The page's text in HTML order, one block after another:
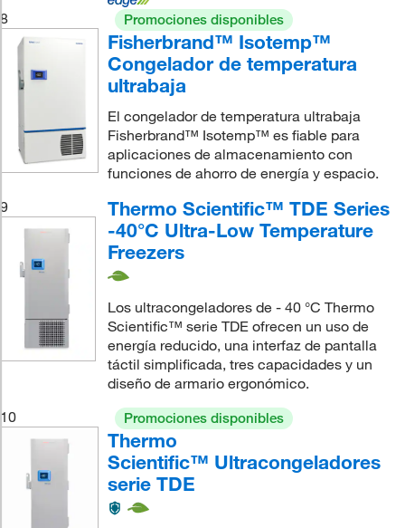
8 Promociones disponibles
Fisherbrand™ Isotemp™
Congelador de temperatura
ultrabaja
El congelador de temperatura ultrabaja
Fisherbrand™ Isotemp™ es fiable para
aplicaciones de almacenamiento con
funciones de ahorro de energía y espacio.
9
Thermo Scientific™ TDE Series
-40°C Ultra-Low Temperature
Freezers
Los ultracongeladores de - 40 °C Thermo
Scientific™ serie TDE ofrecen un uso de
energía reducido, una interfaz de pantalla
táctil simplificada, tres capacidades y un
diseño de armario ergonómico.
10
Promociones disponibles
Thermo
Scientific™ Ultracongeladores
serie TDE